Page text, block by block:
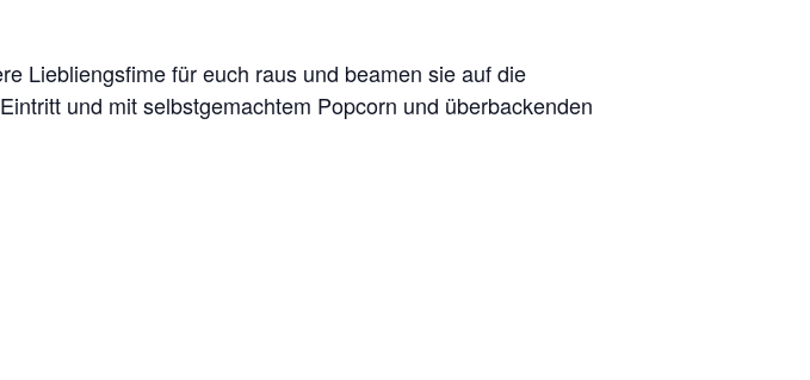
Liebliengsfime für euch raus und beamen sie auf die
und mit selbstgemachtem Popcorn und überbackenden